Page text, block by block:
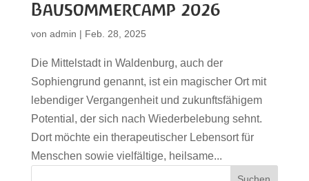
Bausommercamp 2026
von admin | Feb. 28, 2025
Die Mittelstadt in Waldenburg, auch der
Sophiengrund genannt, ist ein magischer Ort mit
lebendiger Vergangenheit und zukunftsfähigem
Potential, der sich nach Wiederbelebung sehnt.
Dort möchte ein therapeutischer Lebensort für
Menschen sowie vielfältige, heilsame...